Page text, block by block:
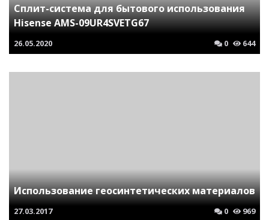
Сплит-система для бытового использования
Hisense AMS-09UR4SVETG67
26.05.2020 0 644
Использование геосинтетических материалов
27.03.2017 0 969